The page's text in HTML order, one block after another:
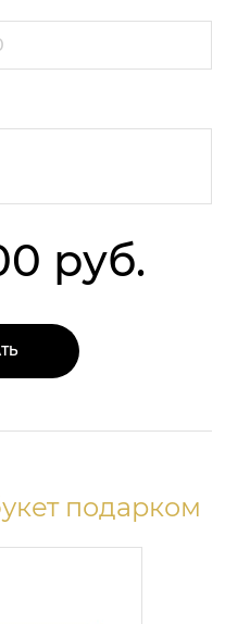
руб.
подарком